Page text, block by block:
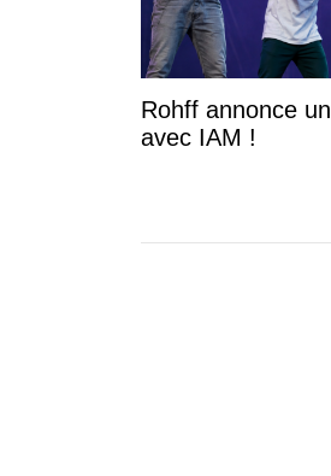
Rohff annonce
avec IAM !